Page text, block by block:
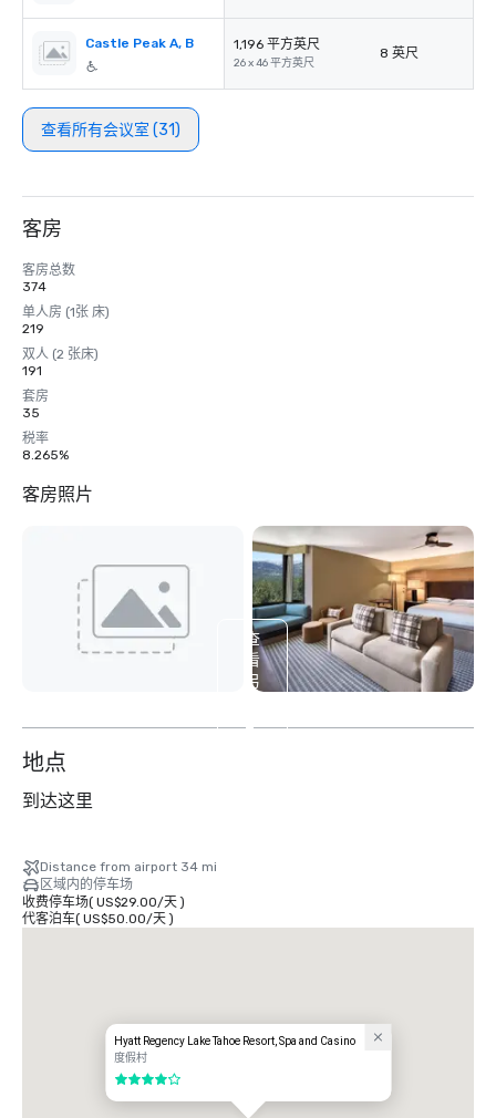
Castle Peak A, B 1,196 平方英尺
26 x 46 平方英尺
8 英尺
查看所有会议室 (31)
客房
客房总数
374
单人房 (1张 床)
219
双人 (2 张床)
191
套房
35
税率
8.265%
客房照片
查
看
另
2
地点
到达这里
Distance from airport 34 mi
区域内的停车场
收费停车场( US$29.00/天)
代客泊车( US$50.00/天)
Hyatt Regency Lake Tahoe Resort, Spa and Casino
度假村
4/5